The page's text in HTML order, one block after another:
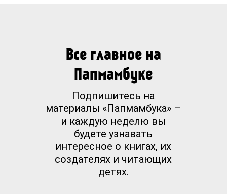
Все главное на
Папмамбуке
Подпишитесь на
материалы «Папмамбука» –
и каждую неделю вы
будете узнавать
интересное о книгах, их
создателях и читающих
детях.